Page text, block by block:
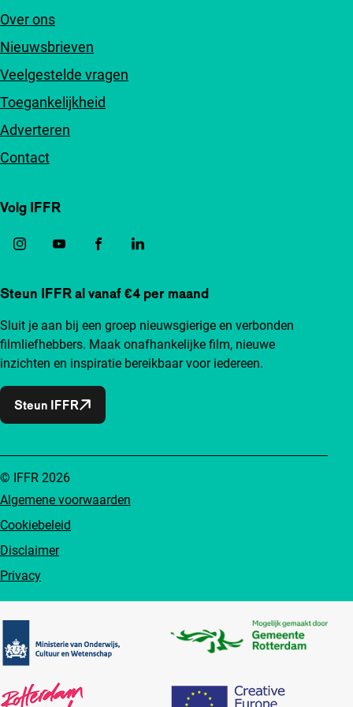
Over ons
Nieuwsbrieven
Veelgestelde vragen
Toegankelijkheid
Adverteren
Contact
Volg IFFR
Steun IFFR al vanaf €4 per maand
Sluit je aan bij een groep nieuwsgierige en verbonden
filmliefhebbers. Maak onafhankelijke film, nieuwe
inzichten en inspiratie bereikbaar voor iedereen.
Steun IFFR
Algemene voorwaarden
Cookiebeleid
Disclaimer
Privacy
© IFFR 2026